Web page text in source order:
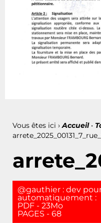
Vous êtes ici › Accueil•
@gauthier : dev
automatiquement :
PDF - 23Mo
PAGES - 68